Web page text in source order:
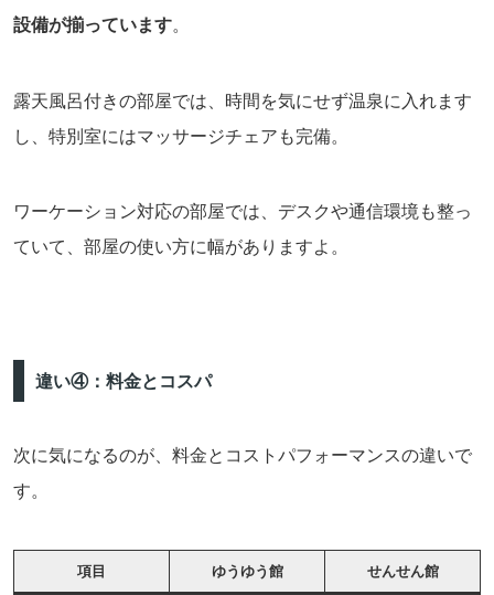
設備が揃っています。
露天風呂付きの部屋では、時間を気にせず温泉に入れます
し、特別室にはマッサージチェアも完備。
ワーケーション対応の部屋では、デスクや通信環境も整っ
ていて、部屋の使い方に幅がありますよ。
違い④：料金とコスパ
次に気になるのが、料金とコストパフォーマンスの違いで
す。
項目 ゆうゆう館 せんせん館